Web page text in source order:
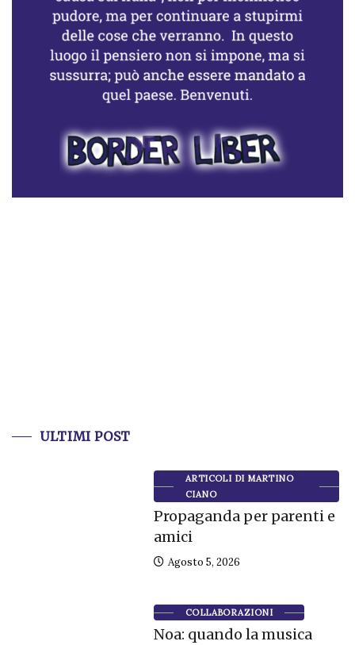
ULTIMI POST
ARTICOLI DI MARTINO
CIANO
Propaganda per parenti e
amici
Agosto 5, 2026
COLLABORAZIONI
Noa: quando la musica